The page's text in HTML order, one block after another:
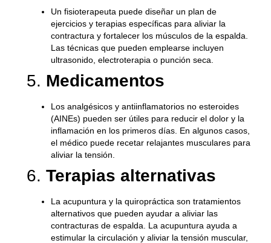
Un fisioterapeuta puede diseñar un plan de
ejercicios y terapias específicas para aliviar la
contractura y fortalecer los músculos de la espalda.
Las técnicas que pueden emplearse incluyen
ultrasonido, electroterapia o punción seca.
5. Medicamentos
Los analgésicos y antiinflamatorios no esteroides
(AINEs) pueden ser útiles para reducir el dolor y la
inflamación en los primeros días. En algunos casos,
el médico puede recetar relajantes musculares para
aliviar la tensión.
6. Terapias alternativas
La acupuntura y la quiropráctica son tratamientos
alternativos que pueden ayudar a aliviar las
contracturas de espalda. La acupuntura ayuda a
estimular la circulación y aliviar la tensión muscular,